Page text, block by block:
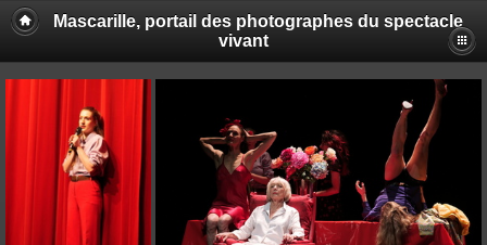
Mascarille, portail des photographes du spectacle
vivant